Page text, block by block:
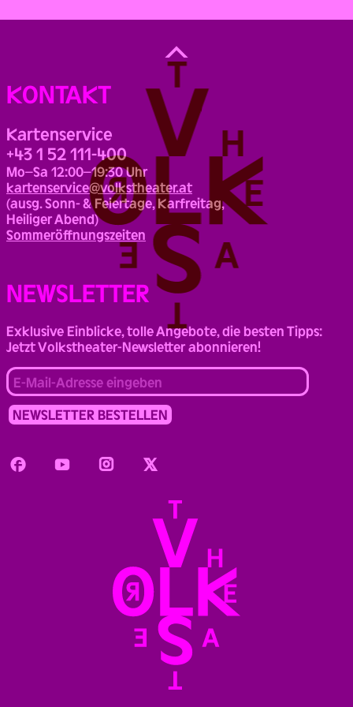
Back
to
KONTAKT
Kartenservice
+43 1 52 111-400
Mo–Sa 12:00–19:30 Uhr
kartenservice@volkstheater.at
(ausg. Sonn- & Feiertage, Karfreitag,
Heiliger Abend)
Sommeröffnungszeiten
NEWSLETTER
Exklusive Einblicke, tolle Angebote, die besten Tipps:
Jetzt Volkstheater-Newsletter abonnieren!
FacebookYoutube InstagramTwitter